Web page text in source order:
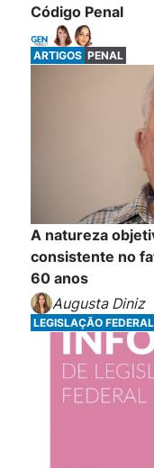
Código Penal
ARTIGOS PENAL
A natureza
consistente no
60 anos
Augusta Diniz
LEGISLAÇÃO FEDERAL